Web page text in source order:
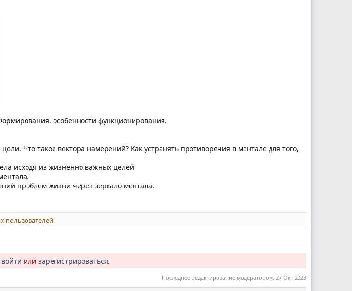
особенности функционирования.
Что такое вектора намерений? Как устранять противоречия в ментале для того,
исходя из жизненно важных целей.
проблем жизни через зеркало ментала.
пользователей!
войти или зарегистрироваться.
Последнее редактирование модератором: 27 Окт 2023